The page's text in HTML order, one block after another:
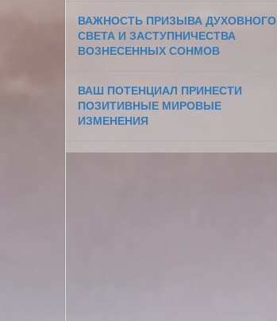
ВАЖНОСТЬ ПРИЗЫВА ДУХОВНОГО
СВЕТА И ЗАСТУПНИЧЕСТВА
ВОЗНЕСЕННЫХ СОНМОВ
ВАШ ПОТЕНЦИАЛ ПРИНЕСТИ
ПОЗИТИВНЫЕ МИРОВЫЕ
ИЗМЕНЕНИЯ